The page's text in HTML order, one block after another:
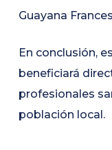
Guayana
En conclusión,
beneficiará
profesionales
población local.